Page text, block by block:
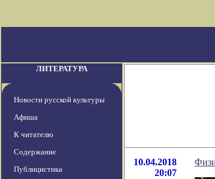
ЛИТЕРАТУРА
Новости русской культуры
Афиша
К читателю
Содержание
Публицистика
10.04.2018
20:07